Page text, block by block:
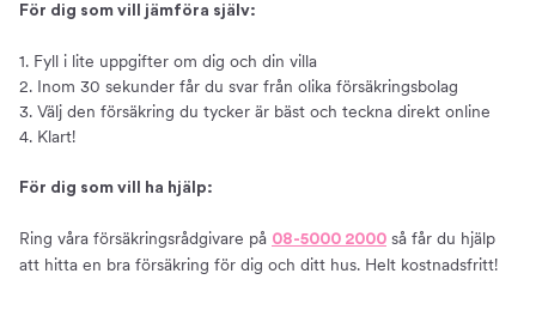
För dig som vill jämföra själv:
1. Fyll i lite uppgifter om dig och din villa
2. Inom 30 sekunder får du svar från olika försäkringsbolag
3. Välj den försäkring du tycker är bäst och teckna direkt online
4. Klart!
För dig som vill ha hjälp:
Ring våra försäkringsrådgivare på 08-5000 2000 så får du hjälp
att hitta en bra försäkring för dig och ditt hus. Helt kostnadsfritt!